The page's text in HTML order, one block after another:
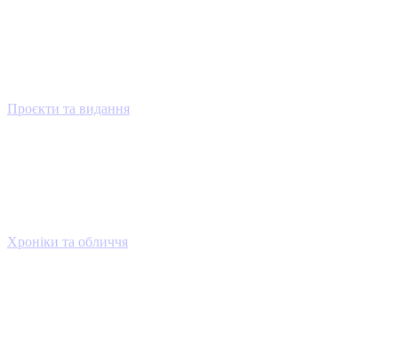
Проєкти та видання
Хроніки та обличчя